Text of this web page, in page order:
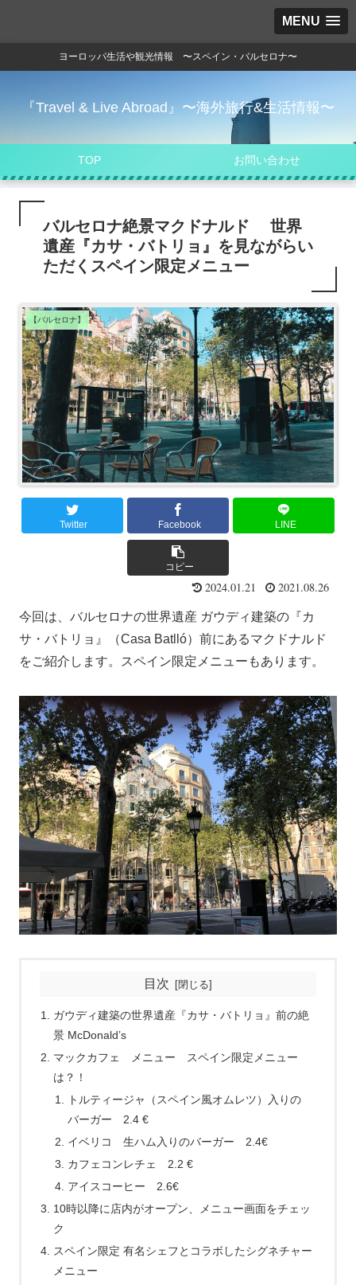
MENU
ヨーロッパ生活や観光情報 〜スペイン・バルセロナ〜
『Travel & Live Abroad』〜海外旅行&生活情報〜
TOP お問い合わせ
バルセロナ絶景マクドナルド 世界
遺産『カサ・バトリョ』を見ながらい
ただくスペイン限定メニュー
【バルセロナ】
Twitter Facebook LINE
コピー
2024.01.21 2021.08.26
今回は、バルセロナの世界遺産 ガウディ建築の『カ
サ・バトリョ』（Casa Batlló）前にあるマクドナルド
をご紹介します。スペイン限定メニューもあります。
目次
ガウディ建築の世界遺産『カサ・バトリョ』前の絶
景 McDonald’s
マックカフェ メニュー スペイン限定メニュー
は？！
トルティージャ（スペイン風オムレツ）入りの
バーガー 2.4 €
イベリコ 生ハム入りのバーガー 2.4€
カフェコンレチェ 2.2 €
アイスコーヒー 2.6€
10時以降に店内がオープン、メニュー画面をチェッ
ク
スペイン限定 有名シェフとコラボしたシグネチャー
メニュー